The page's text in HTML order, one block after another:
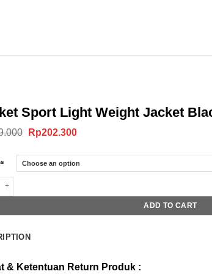
Sport Light Weight Jacket
Original
Rp289.000.
Rp202.300Current
Rp202.300.
Sport Light Weight Jacket Black quantity
ADD TO CART
& Ketentuan Return Produk :